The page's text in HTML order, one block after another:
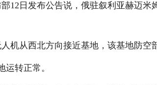
日发布公告说，俄驻叙利亚赫迈米
从西北方向接近基地，该基地防空
转正常。